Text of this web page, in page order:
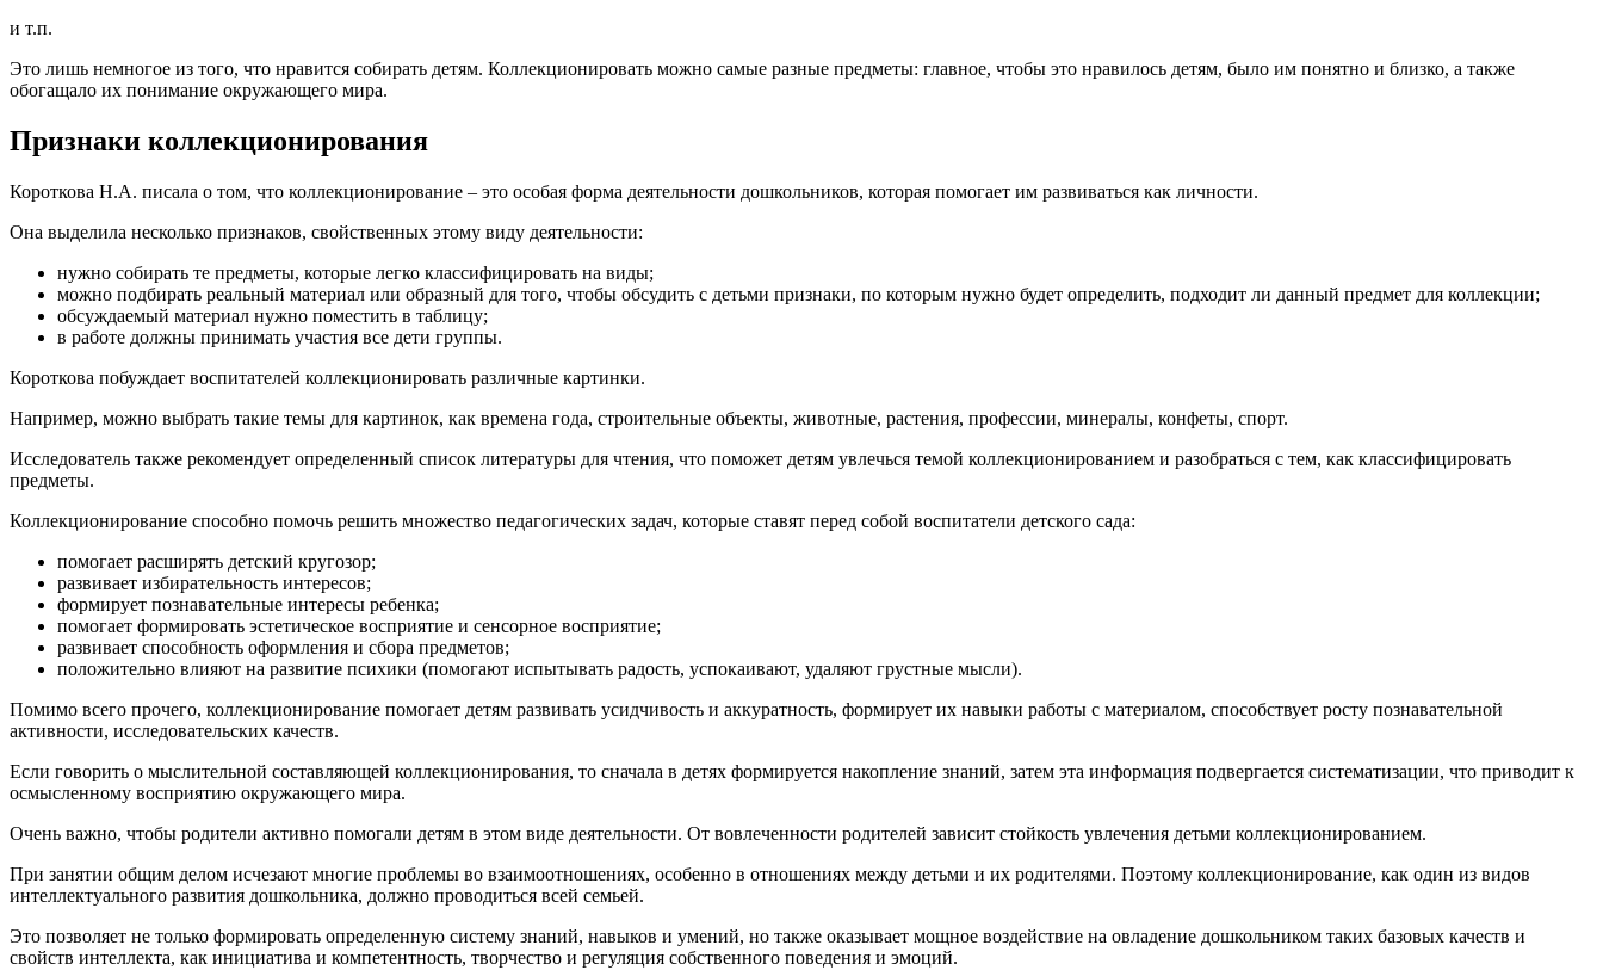
и т.п.
Это лишь немногое из того, что нравится собирать детям. Коллекционировать можно самые разные предметы: главное, чтобы это нравилось детям, было им понятно и близко, а также
обогащало их понимание окружающего мира.
Признаки коллекционирования
Короткова Н.А. писала о том, что коллекционирование – это особая форма деятельности дошкольников, которая помогает им развиваться как личности.
Она выделила несколько признаков, свойственных этому виду деятельности:
нужно собирать те предметы, которые легко классифицировать на виды;
можно подбирать реальный материал или образный для того, чтобы обсудить с детьми признаки, по которым нужно будет определить, подходит ли данный предмет для коллекции;
обсуждаемый материал нужно поместить в таблицу;
в работе должны принимать участия все дети группы.
Короткова побуждает воспитателей коллекционировать различные картинки.
Например, можно выбрать такие темы для картинок, как времена года, строительные объекты, животные, растения, профессии, минералы, конфеты, спорт.
Исследователь также рекомендует определенный список литературы для чтения, что поможет детям увлечься темой коллекционированием и разобраться с тем, как классифицировать
предметы.
Коллекционирование способно помочь решить множество педагогических задач, которые ставят перед собой воспитатели детского сада:
помогает расширять детский кругозор;
развивает избирательность интересов;
формирует познавательные интересы ребенка;
помогает формировать эстетическое восприятие и сенсорное восприятие;
развивает способность оформления и сбора предметов;
положительно влияют на развитие психики (помогают испытывать радость, успокаивают, удаляют грустные мысли).
Помимо всего прочего, коллекционирование помогает детям развивать усидчивость и аккуратность, формирует их навыки работы с материалом, способствует росту познавательной
активности, исследовательских качеств.
Если говорить о мыслительной составляющей коллекционирования, то сначала в детях формируется накопление знаний, затем эта информация подвергается систематизации, что приводит к
осмысленному восприятию окружающего мира.
Очень важно, чтобы родители активно помогали детям в этом виде деятельности. От вовлеченности родителей зависит стойкость увлечения детьми коллекционированием.
При занятии общим делом исчезают многие проблемы во взаимоотношениях, особенно в отношениях между детьми и их родителями. Поэтому коллекционирование, как один из видов
интеллектуального развития дошкольника, должно проводиться всей семьей.
Это позволяет не только формировать определенную систему знаний, навыков и умений, но также оказывает мощное воздействие на овладение дошкольником таких базовых качеств и
свойств интеллекта, как инициатива и компетентность, творчество и регуляция собственного поведения и эмоций.